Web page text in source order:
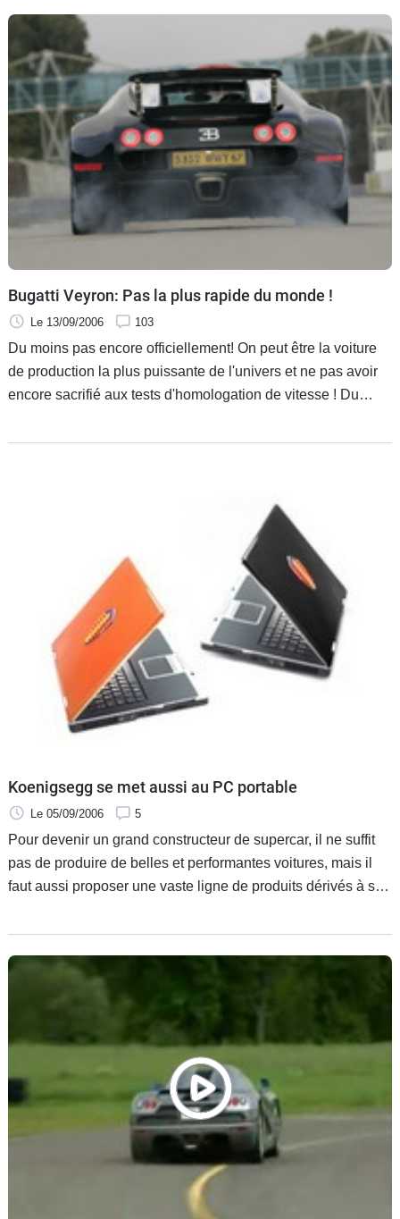
Bugatti Veyron: Pas la plus rapide du monde !
Le 13/09/2006 103
Du moins pas encore officiellement! On peut être la voiture
de production la plus puissante de l'univers et ne pas avoir
encore sacrifié aux tests d'homologation de vitesse ! Du
SMIC peuvent
Koenigsegg se met aussi au PC portable
Le 05/09/2006 5
Pour devenir un grand constructeur de supercar, il ne suffit
pas de produire de belles et performantes voitures, mais il
faut aussi proposer une vaste ligne de produits dérivés à ses